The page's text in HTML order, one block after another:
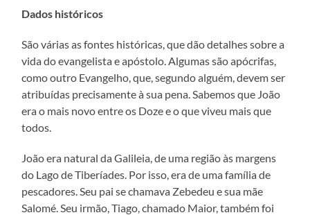
Dados históricos
São várias as fontes históricas, que dão detalhes sobre a
vida do evangelista e apóstolo. Algumas são apócrifas,
como outro Evangelho, que, segundo alguém, devem ser
atribuídas precisamente à sua pena. Sabemos que João
era o mais novo entre os Doze e o que viveu mais que
todos.
João era natural da Galileia, de uma região às margens
do Lago de Tiberíades. Por isso, era de uma família de
pescadores. Seu pai se chamava Zebedeu e sua mãe
Salomé. Seu irmão, Tiago, chamado Maior, também foi